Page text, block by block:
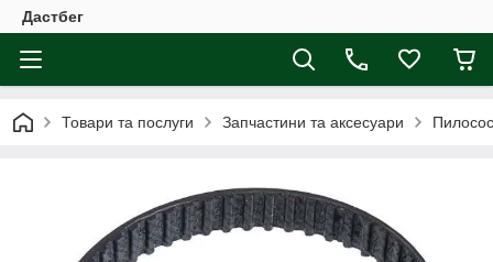
Дастбег
Товари та послуги Запчастини та аксесуари